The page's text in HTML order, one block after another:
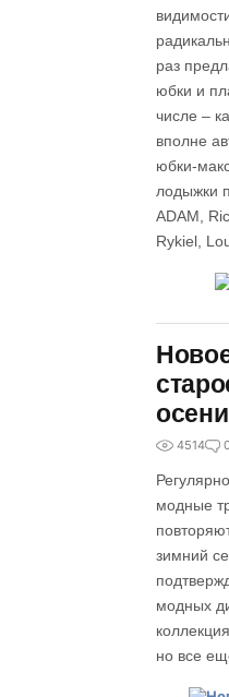
раз
юбки и
числе –
вполне
юбки-
лодыжки
ADAM,
Rykiel,
осени
4514
модные
зимний
модных
но все